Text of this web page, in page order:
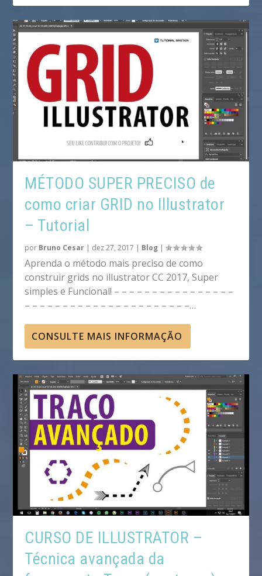
MÉTODO SUPER PRECISO de
como criar GRID no Illustrator
– Tutorial
por Bruno Cesar | dez 27, 2017 | Blog |
Aprenda o método mais preciso de como
construir grids no illustrator CC 2017, Super
simples e Funcional! – – – – – – – – – – – – – – – –
– – – – – – – – – – – – – – – – – – – – – –…
CONSULTE MAIS INFORMAÇÃO
CURSO DE ILLUSTRATOR –
Técnica avançada da